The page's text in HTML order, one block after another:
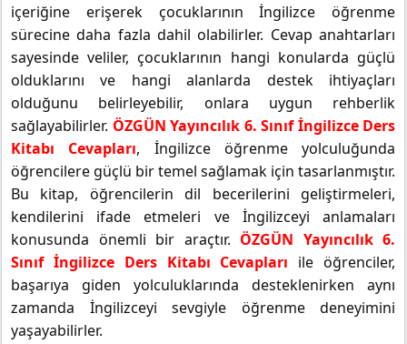
içeriğine erişerek çocuklarının İngilizce öğrenme
sürecine daha fazla dahil olabilirler. Cevap anahtarları
sayesinde veliler, çocuklarının hangi konularda güçlü
olduklarını ve hangi alanlarda destek ihtiyaçları
olduğunu belirleyebilir, onlara uygun rehberlik
sağlayabilirler. ÖZGÜN Yayıncılık 6. Sınıf İngilizce Ders
Kitabı Cevapları, İngilizce öğrenme yolculuğunda
öğrencilere güçlü bir temel sağlamak için tasarlanmıştır.
Bu kitap, öğrencilerin dil becerilerini geliştirmeleri,
kendilerini ifade etmeleri ve İngilizceyi anlamaları
konusunda önemli bir araçtır. ÖZGÜN Yayıncılık 6.
Sınıf İngilizce Ders Kitabı Cevapları ile öğrenciler,
başarıya giden yolculuklarında desteklenirken aynı
zamanda İngilizceyi sevgiyle öğrenme deneyimini
yaşayabilirler.